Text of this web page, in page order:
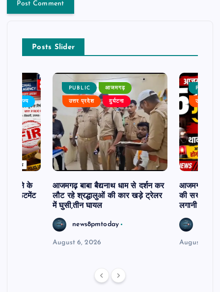
Posts Slider
राज्य
दिलाने के
रिक्रूटमेंट
PUBLIC आजमगढ़
उत्तर प्रदेश दुर्घटना
आजमगढ़ बाबा बैद्यनाथ धाम से दर्शन कर
लौट रहे श्रद्धालुओं की कार खड़े ट्रेलर
में घुसी,तीन घायल
news8pmtoday
August 6, 2026
PUBLIC
उत्तर
आजमगढ़ में 5
की सख्त
लगानी होगी
August 5,